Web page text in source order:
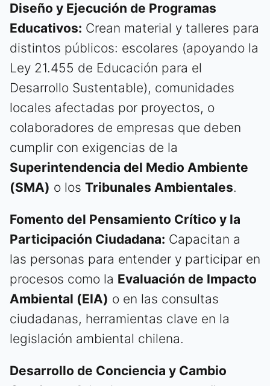
Diseño y Ejecución de Programas
Educativos: Crean material y talleres para
distintos públicos: escolares (apoyando la
Ley 21.455 de Educación para el
Desarrollo Sustentable), comunidades
locales afectadas por proyectos, o
colaboradores de empresas que deben
cumplir con exigencias de la
Superintendencia del Medio Ambiente
(SMA) o los Tribunales Ambientales.
Fomento del Pensamiento Crítico y la
Participación Ciudadana: Capacitan a
las personas para entender y participar en
procesos como la Evaluación de Impacto
Ambiental (EIA) o en las consultas
ciudadanas, herramientas clave en la
legislación ambiental chilena.
Desarrollo de Conciencia y Cambio